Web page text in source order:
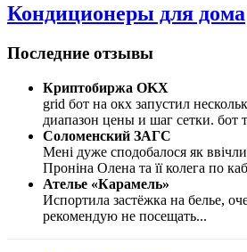
Кондиционеры для дома
Последние отзывы
Криптобиржа OKX
grid бот на окх запустил
диапазон цены и шаг сетки. бот
Соломенский ЗАГС
Мені дуже сподобалося як
Проніна Олена та її колега по
Ателье «Карамель»
Испортила застёжка на белье,
рекомендую не посещать...